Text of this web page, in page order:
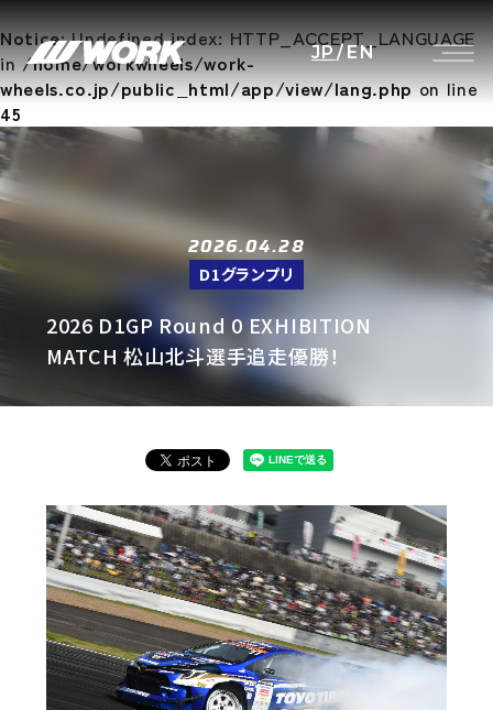
Notice: Undefined index: HTTP_ACCEPT_LANGUAGE
in/home/workwheels/work-
wheels.co.jp/public_html/app/view/lang.phpon line
45
JP/EN
2026.04.28
D1グランプリ
2026 D1GP Round 0 EXHIBITION
MATCH 松山北斗選手追走優勝！